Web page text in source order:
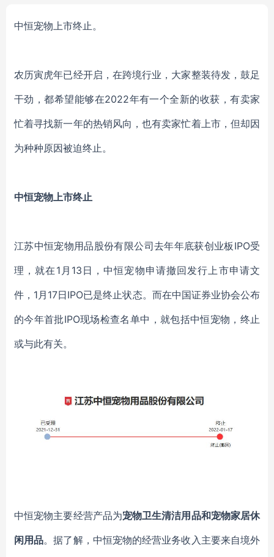
中恒宠物上市终止。
农历寅虎年已经开启，在跨境行业，大家整装待发，鼓足
干劲，都希望能够在2022年有一个全新的收获，有卖家
忙着寻找新一年的热销风向，也有卖家忙着上市，但却因
为种种原因被迫终止。
中恒宠物上市终止
江苏中恒宠物用品股份有限公司去年年底获创业板 IPO受
理，就在 1月13日，中恒宠物申请撤回发行上市申请文
件， 1月17日IPO已是终止状态。而在中国证券业协会公布
的今年首批IPO现场检查名单中，就包括中恒宠物，终止
或与此有关。
中恒宠物主要经营产品为宠物卫生清洁用品和宠物家居休
闲用品。据了解，中恒宠物的经营业务收入主要来自境外